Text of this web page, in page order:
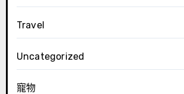
Travel
Uncategorized
寵物